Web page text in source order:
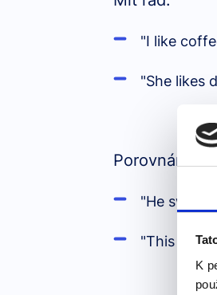
K
"I like
"She likes
Porovnání:
"He swims
"This feels